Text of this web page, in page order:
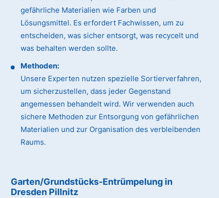
gefährliche Materialien wie Farben und
Lösungsmittel. Es erfordert Fachwissen, um zu
entscheiden, was sicher entsorgt, was recycelt und
was behalten werden sollte.
Methoden:
Unsere Experten nutzen spezielle Sortierverfahren,
um sicherzustellen, dass jeder Gegenstand
angemessen behandelt wird. Wir verwenden auch
sichere Methoden zur Entsorgung von gefährlichen
Materialien und zur Organisation des verbleibenden
Raums.
Garten/Grundstücks-Entrümpelung in
Dresden Pillnitz